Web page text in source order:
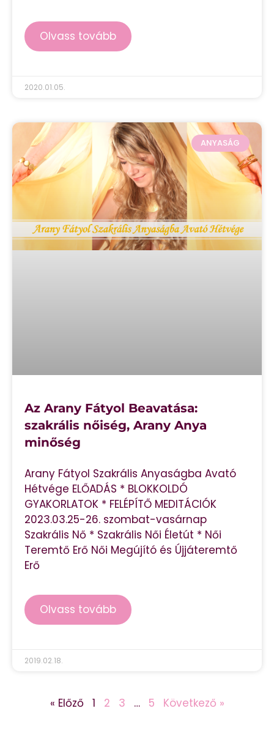
Olvass tovább
2020.01.05.
ANYASÁG
Az Arany Fátyol Beavatása:
szakrális nőiség, Arany Anya
minőség
Arany Fátyol Szakrális Anyaságba Avató
Hétvége ELŐADÁS * BLOKKOLDÓ
GYAKORLATOK * FELÉPÍTŐ MEDITÁCIÓK
2023.03.25-26. szombat-vasárnap
Szakrális Nő * Szakrális Női Életút * Női
Teremtő Erő Női Megújító és Újjáteremtő
Erő
Olvass tovább
2019.02.18.
« Előző 1 2 3 … 5 Következő »